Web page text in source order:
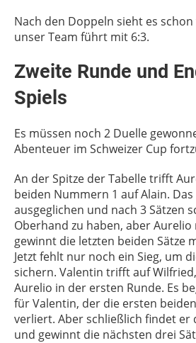
Nach den Doppeln sieht es
unser Team führt mit 6:3.
Zweite Runde und
Spiels
Es müssen noch 2 Duelle
Abenteuer im Schweizer Cup
An der Spitze der Tabelle trifft
beiden Nummern 1 auf Alain.
ausgeglichen und nach 3 Sätzen
Oberhand zu haben, aber
gewinnt die letzten beiden Sätze
Jetzt fehlt nur noch ein Sieg, um
sichern. Valentin trifft auf
Aurelio in der ersten Runde. Es
für Valentin, der die ersten
verliert. Aber schließlich findet er
und gewinnt die nächsten drei